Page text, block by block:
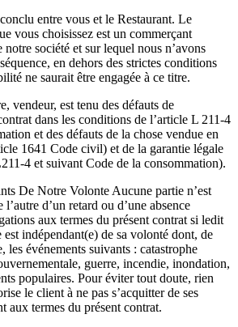
entre vous et le Restaurant. Le
vous choisissez est un commerçant
société et sur lequel nous n’avons
en dehors des strictes conditions
ne saurait être engagée à ce titre.
vendeur, est tenu des défauts de
dans les conditions de l’article L 211-4
et des défauts de la chose vendue en
1641 Code civil) et de la garantie légale
4 et suivant Code de la consommation).
De Notre Volonte Aucune partie n’est
d’un retard ou d’une absence
aux termes du présent contrat si ledit
est indépendant(e) de sa volonté dont, de
les événements suivants : catastrophe
guerre, incendie, inondation,
populaires. Pour éviter tout doute, rien
le client à ne pas s’acquitter de ses
aux termes du présent contrat.